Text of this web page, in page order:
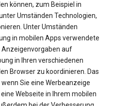
können, zum Beispiel in
Umständen Technologien,
Unter Umständen
in mobilen Apps verwendete
Anzeigenvorgaben auf
in Ihren verschiedenen
Browser zu koordinieren. Das
Sie eine Werbeanzeige
Webseite in Ihrem mobilen